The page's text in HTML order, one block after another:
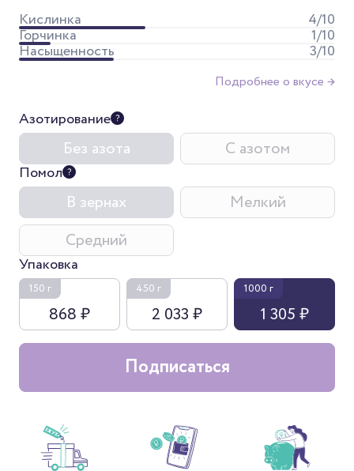
Кислинка
4/10
Горчинка 1/10
Насыщенность 3/10
Подробнее о вкусе →
Азотирование
Без азота С азотом
Помол
В зернах
Мелкий
Средний
Упаковка
150 г
868 ₽
450 г
2 033 ₽
1000 г
1 305 ₽
Подписаться